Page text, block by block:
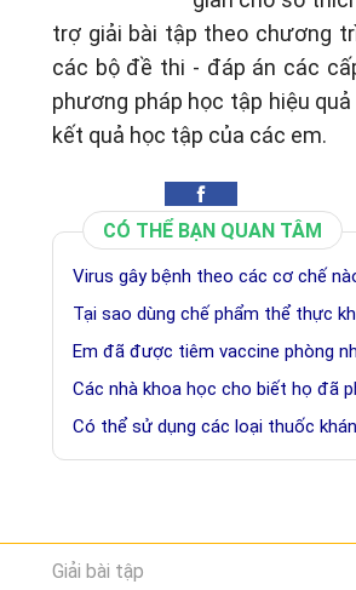
trợ giải bài tập theo chương
các bộ đề thi - đáp án các
phương pháp học tập hiệu
kết quả học tập của các em.
CÓ THỂ BẠN QUAN TÂM
Virus gây bệnh theo các cơ chế
Tại sao dùng chế phẩm thể thực
Em đã được tiêm vaccine phòng
Các nhà khoa học cho biết họ đã
Có thể sử dụng các loại thuốc
Giải bài tập